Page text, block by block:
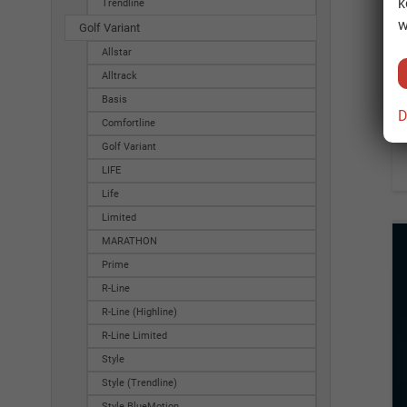
Trendline
Golf Variant
Allstar
Alltrack
Basis
Comfortline
Golf Variant
LIFE
Life
Limited
MARATHON
Prime
R-Line
R-Line (Highline)
R-Line Limited
Style
Style (Trendline)